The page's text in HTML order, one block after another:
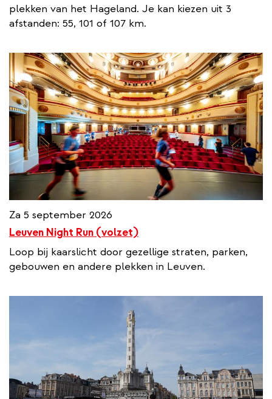
plekken van het Hageland. Je kan kiezen uit 3
afstanden: 55, 101 of 107 km.
Za 5 september 2026
Leuven Night Run (volzet)
Loop bij kaarslicht door gezellige straten, parken,
gebouwen en andere plekken in Leuven.